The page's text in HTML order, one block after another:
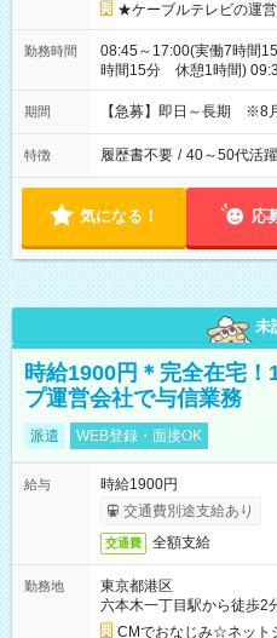
★ケーブルテレビの運
勤務時間
08:45～17:00(実働7時間
時間15分 休憩1時間)
間) ※11:45～20:00：週1
属チームにより
期間 【急募】即日～長期 ※8
特徴 履歴書不要 / 40～50代活
気になる！ 応
未
時給1900円＊完全在宅！
プ運営会社で与信業務
派遣 WEB登録・面接OK
給与
時給1900円
交通費別途支給あり
交通費 全額支給
勤務地
東京都港区
六本木一丁目駅から徒歩2
CMでおなじみ☆ネット